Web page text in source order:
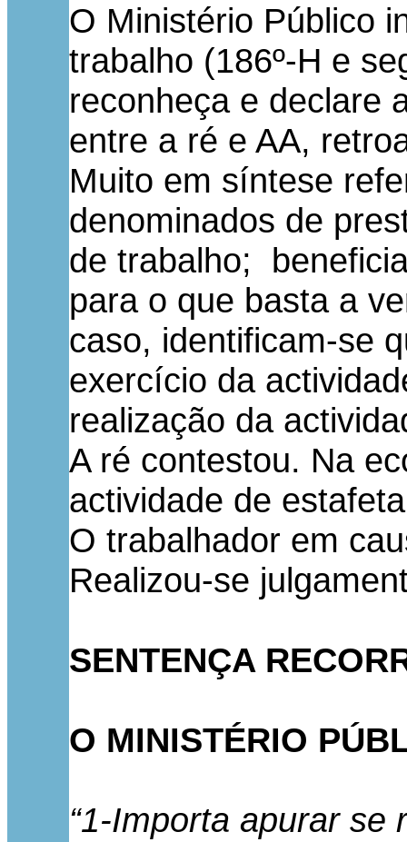
O Ministério Público
trabalho (186º-H e
reconheça e declare
entre a ré e AA,
Muito em síntese
denominados de
de trabalho;
para o que basta a
caso, identificam-se
exercício da
realização da
A ré contestou. Na
actividade de
O trabalhador em
Realizou-se
SENTENÇA
O MINISTÉRIO
“1-Importa apurar